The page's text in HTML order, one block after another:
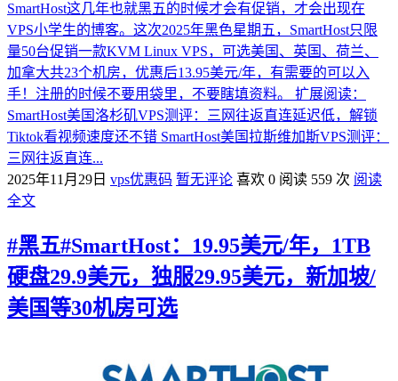
SmartHost这几年也就黑五的时候才会有促销，才会出现在
VPS小学生的博客。这次2025年黑色星期五，SmartHost只限
量50台促销一款KVM Linux VPS，可选美国、英国、荷兰、
加拿大共23个机房，优惠后13.95美元/年，有需要的可以入
手！注册的时候不要用袋里，不要瞎填资料。 扩展阅读：
SmartHost美国洛杉矶VPS测评：三网往返直连延迟低，解锁
Tiktok看视频速度还不错 SmartHost美国拉斯维加斯VPS测评：
三网往返直连...
2025年11月29日 vps优惠码 暂无评论 喜欢 0 阅读 559 次 阅读
全文
#黑五#SmartHost：19.95美元/年，1TB
硬盘29.9美元，独服29.95美元，新加坡/
美国等30机房可选